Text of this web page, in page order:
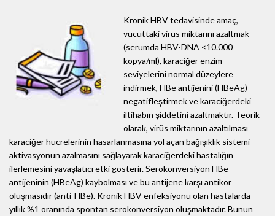
Kronik HBV tedavisinde amaç,
vücuttaki virüs miktarını azaltmak
(serumda HBV-DNA <10.000
kopya/ml), karaciğer enzim
seviyelerini normal düzeylere
indirmek, HBe antijenini (HBeAg)
negatifleştirmek ve karaciğerdeki
iltihabın şiddetini azaltmaktır. Teorik
olarak, virüs miktarının azaltılması
karaciğer hücrelerinin hasarlanmasına yol açan bağışıklık sistemi
aktivasyonun azalmasını sağlayarak karaciğerdeki hastalığın
ilerlemesini yavaşlatıcı etki gösterir. Serokonversiyon HBe
antijeninin (HBeAg) kaybolması ve bu antijene karşı antikor
oluşmasıdır (anti-HBe). Kronik HBV enfeksiyonu olan hastalarda
yıllık %1 oranında spontan serokonversiyon oluşmaktadır. Bunun